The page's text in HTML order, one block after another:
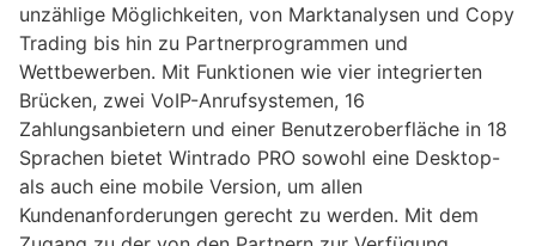
unzählige Möglichkeiten, von Marktanalysen und Copy
Trading bis hin zu Partnerprogrammen und
Wettbewerben. Mit Funktionen wie vier integrierten
Brücken, zwei VoIP-Anrufsystemen, 16
Zahlungsanbietern und einer Benutzeroberfläche in 18
Sprachen bietet Wintrado PRO sowohl eine Desktop-
als auch eine mobile Version, um allen
Kundenanforderungen gerecht zu werden. Mit dem